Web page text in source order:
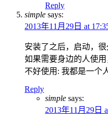
Reply
simple says:
2013年11月29日 at
安装了之后，启动，
如果需要身边的人使
不好使用: 我都是一个
Reply
simple says:
2013年11月29日